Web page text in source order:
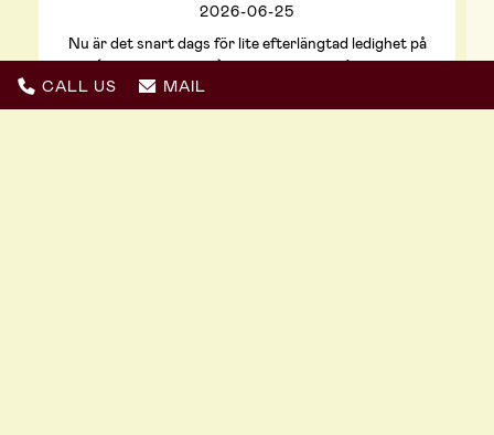
2026-06-25
Nu är det snart dags för lite efterlängtad ledighet på
en (förhoppningsvis!) solig plats. För många Helio-
medlemmar tar jobbet däremot aldrig riktigt semester,
även om du själv gör det. Kunderna behöver
CALL US MAIL